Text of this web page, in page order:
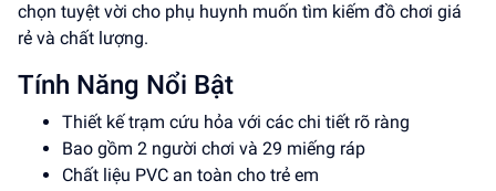
chọn tuyệt vời cho phụ huynh muốn tìm kiếm đồ chơi giá
rẻ và chất lượng.
Tính Năng Nổi Bật
Thiết kế trạm cứu hỏa với các chi tiết rõ ràng
Bao gồm 2 người chơi và 29 miếng ráp
Chất liệu PVC an toàn cho trẻ em